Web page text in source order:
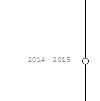
2014 - 2015